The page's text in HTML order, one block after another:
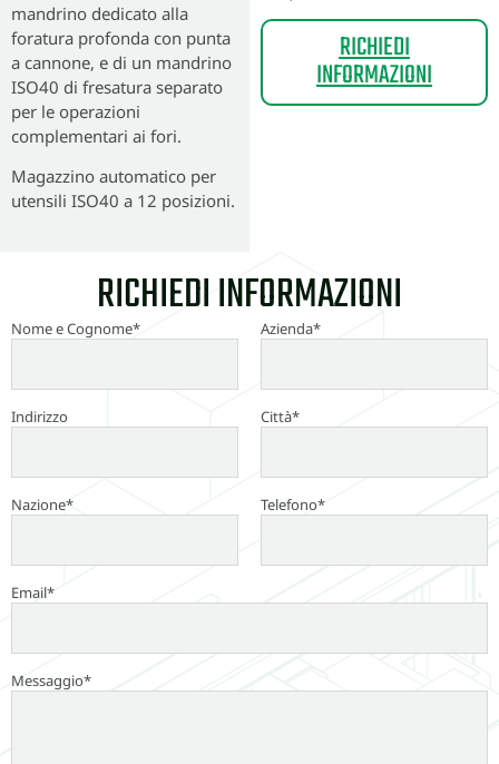
mandrino dedicato alla
foratura profonda con punta
a cannone, e di un mandrino
ISO40 di fresatura separato
per le operazioni
complementari ai fori.
Magazzino automatico per
utensili ISO40 a 12 posizioni.
RICHIEDI
INFORMAZIONI
RICHIEDI INFORMAZIONI
Nome e Cognome* Azienda*
Indirizzo Città*
Nazione* Telefono*
Email*
Messaggio*